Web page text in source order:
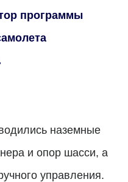
программы
наземные
и опор шасси, а
управления.